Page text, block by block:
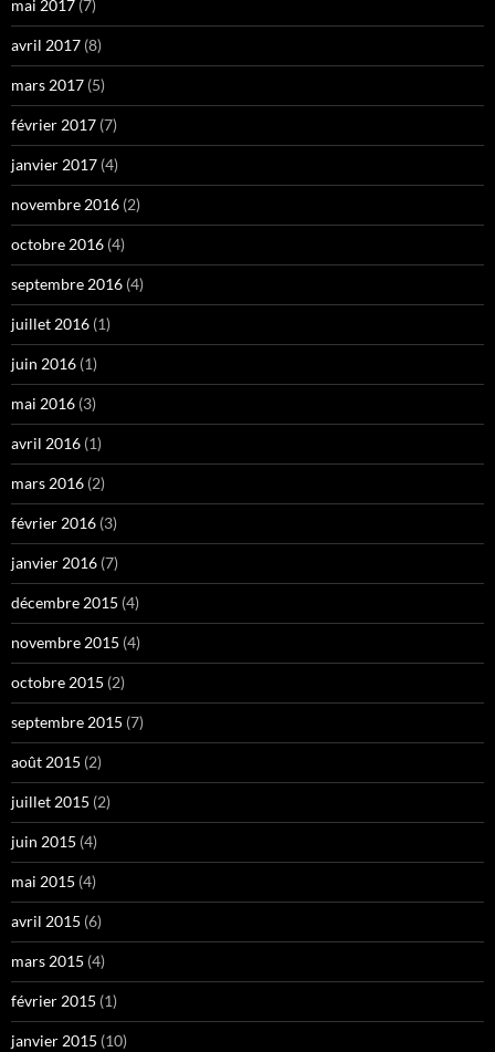
mai 2017 (7)
avril 2017 (8)
mars 2017 (5)
février 2017 (7)
janvier 2017 (4)
novembre 2016 (2)
octobre 2016 (4)
septembre 2016 (4)
juillet 2016 (1)
juin 2016 (1)
mai 2016 (3)
avril 2016 (1)
mars 2016 (2)
février 2016 (3)
janvier 2016 (7)
décembre 2015 (4)
novembre 2015 (4)
octobre 2015 (2)
septembre 2015 (7)
août 2015 (2)
juillet 2015 (2)
juin 2015 (4)
mai 2015 (4)
avril 2015 (6)
mars 2015 (4)
février 2015 (1)
janvier 2015 (10)